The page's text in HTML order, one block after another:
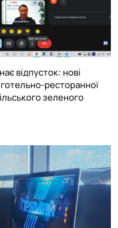
відпусток: нові
ресторанної
зеленого